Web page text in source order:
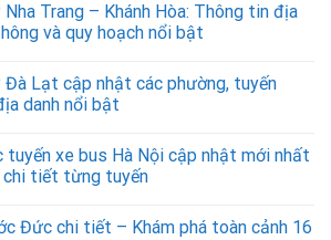
Trang – Khánh Hòa: Thông tin địa
và quy hoạch nổi bật
Đà Lạt cập nhật các phường, tuyến
danh nổi bật
tuyến xe bus Hà Nội cập nhật mới nhất
tiết từng tuyến
Đức chi tiết – Khám phá toàn cảnh 16